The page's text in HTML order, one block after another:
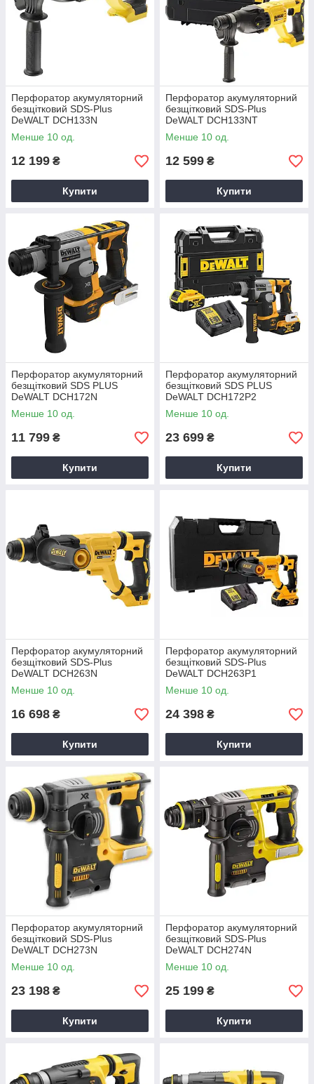
Перфоратор акумуляторний
безщітковий SDS-Plus
DeWALT DCH133N
Менше 10 од.
12 199 ₴
Купити
Перфоратор акумуляторний
безщітковий SDS-Plus
DeWALT DCH133NT
Менше 10 од.
12 599 ₴
Купити
Перфоратор акумуляторний
безщітковий SDS PLUS
DeWALT DCH172N
Менше 10 од.
11 799 ₴
Купити
Перфоратор акумуляторний
безщітковий SDS PLUS
DeWALT DCH172P2
Менше 10 од.
23 699 ₴
Купити
Перфоратор акумуляторний
безщітковий SDS-Plus
DeWALT DCH263N
Менше 10 од.
16 698 ₴
Купити
Перфоратор акумуляторний
безщітковий SDS-Plus
DeWALT DCH263P1
Менше 10 од.
24 398 ₴
Купити
Перфоратор акумуляторний
безщітковий SDS-Plus
DeWALT DCH273N
Менше 10 од.
23 198 ₴
Купити
Перфоратор акумуляторний
безщітковий SDS-Plus
DeWALT DCH274N
Менше 10 од.
25 199 ₴
Купити